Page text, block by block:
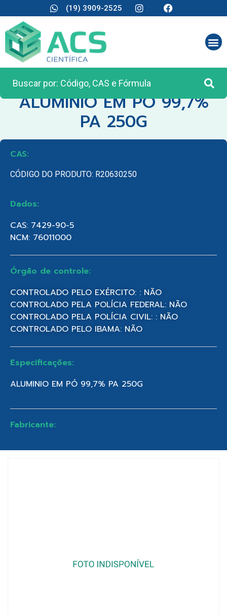
(19) 3909-2525
CATEGORIA:REAGENTES ANALÍTICOS
ALUMINIO EM PÓ 99,7%
PA 250G
CAS:
CÓDIGO DO PRODUTO: R20630250
Dados:
CAS: 7429-90-5
NCM: 76011000
Órgão de controle:
CONTROLADO PELO EXÉRCITO: : NÃO
CONTROLADO PELA POLÍCIA FEDERAL: NÃO
CONTROLADO PELA POLÍCIA CIVIL: : NÃO
CONTROLADO PELO IBAMA: NÃO
Especificações:
ALUMINIO EM PÓ 99,7% PA 250G
Fabricante: